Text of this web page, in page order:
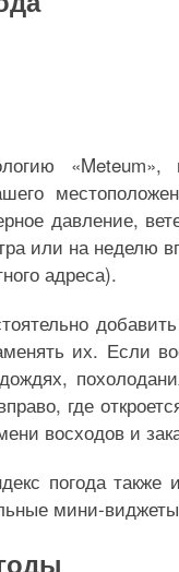
давление,
или на неделю
адреса).
их. Если
где
восходов и
погода также
мини-